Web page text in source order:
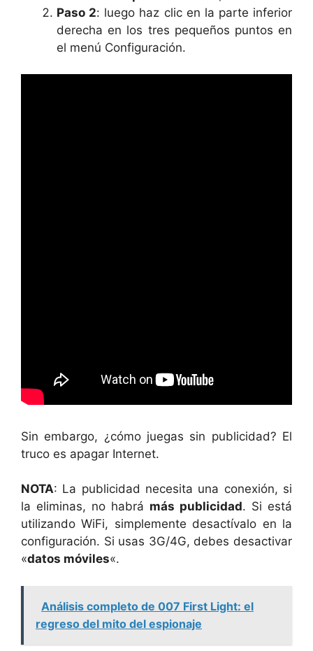
Paso 2: luego haz clic en la parte inferior
derecha en los tres pequeños puntos en
el menú Configuración.
Sin embargo, ¿cómo juegas sin publicidad? El
truco es apagar Internet.
NOTA: La publicidad necesita una conexión, si
la eliminas, no habrá más publicidad. Si está
utilizando WiFi, simplemente desactívalo en la
configuración. Si usas 3G/4G, debes desactivar
«datos móviles«.
Análisis completo de 007 First Light: el
regreso del mito del espionaje